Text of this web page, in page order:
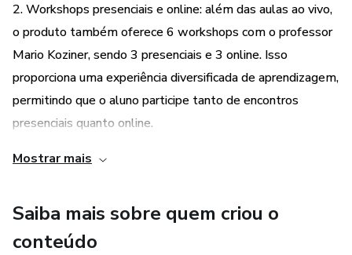
- Certificado de Conclusão de Curso do Instituto Koziner.
Será um prazer acompanhar você.
2. Workshops presenciais e online: além das aulas ao vivo,
o produto também oferece 6 workshops com o professor
Mario Koziner, sendo 3 presenciais e 3 online. Isso
proporciona uma experiência diversificada de aprendizagem,
permitindo que o aluno participe tanto de encontros
presenciais quanto online.
3. Flexibilidade de horários: as aulas ao vivo são gravadas e
quiserem. Isso permite que o aluno tenha flexibilidade para
estudar no seu próprio ritmo e rever as aulas sempre que
Mostrar mais
Saiba mais sobre quem criou o
conteúdo